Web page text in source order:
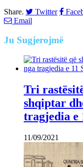
Share.
Twitter
Email
Ju Sugjerojmë
Tri
shqiptar
tragjedia e
11/09/2021